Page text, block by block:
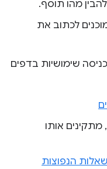
מהו תוסף.
לכתוב את
שימושיות בדפים
, מתקינים אותו
הנפוצות